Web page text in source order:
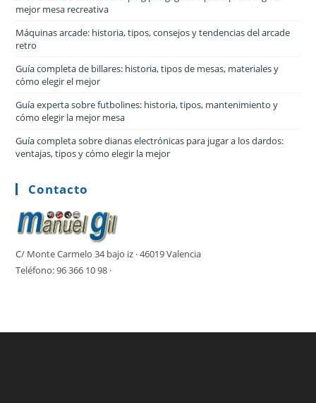
mejor mesa recreativa
Máquinas arcade: historia, tipos, consejos y tendencias del arcade
retro
Guía completa de billares: historia, tipos de mesas, materiales y
cómo elegir el mejor
Guía experta sobre futbolines: historia, tipos, mantenimiento y
cómo elegir la mejor mesa
Guía completa sobre dianas electrónicas para jugar a los dardos:
ventajas, tipos y cómo elegir la mejor
Contacto
C/ Monte Carmelo 34 bajo iz · 46019 Valencia
Teléfono: 96 366 10 98 ·